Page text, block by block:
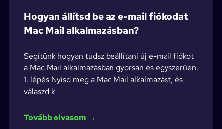
Hogyan állítsd be az e-mail fiókodat
Mac Mail alkalmazásban?
Segítünk hogyan tudsz beállítani új e-mail fiókot
a Mac Mail alkalmazásban gyorsan és egyszerűen.
1. lépés Nyisd meg a Mac Mail alkalmazást, és
válaszd ki
Tovább olvasom →